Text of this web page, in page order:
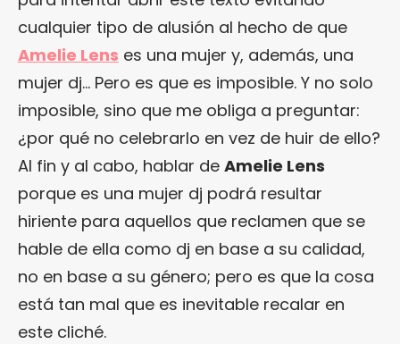
cualquier tipo de alusión al hecho de que
Amelie Lens es una mujer y, además, una
mujer dj… Pero es que es imposible. Y no solo
imposible, sino que me obliga a preguntar:
¿por qué no celebrarlo en vez de huir de ello?
Al fin y al cabo, hablar de Amelie Lens
porque es una mujer dj podrá resultar
hiriente para aquellos que reclamen que se
hable de ella como dj en base a su calidad,
no en base a su género; pero es que la cosa
está tan mal que es inevitable recalar en
este cliché.